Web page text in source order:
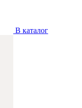
В каталог